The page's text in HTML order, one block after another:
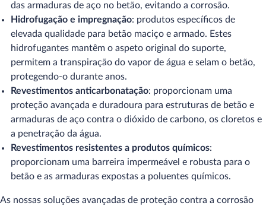
das armaduras de aço no betão, evitando a corrosão.
Hidrofugação e impregnação: produtos específicos de
elevada qualidade para betão maciço e armado. Estes
hidrofugantes mantêm o aspeto original do suporte,
permitem a transpiração do vapor de água e selam o betão,
protegendo-o durante anos.
Revestimentos anticarbonatação: proporcionam uma
proteção avançada e duradoura para estruturas de betão e
armaduras de aço contra o dióxido de carbono, os cloretos e
a penetração da água.
Revestimentos resistentes a produtos químicos:
proporcionam uma barreira impermeável e robusta para o
betão e as armaduras expostas a poluentes químicos.
As nossas soluções avançadas de proteção contra a corrosão